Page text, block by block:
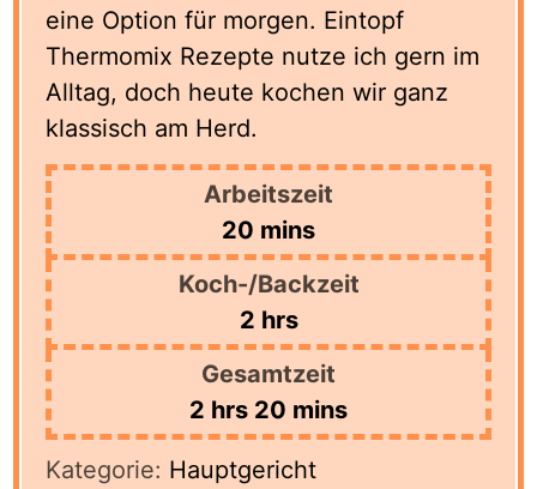
eine Option für morgen. Eintopf
Thermomix Rezepte nutze ich gern im
Alltag, doch heute kochen wir ganz
klassisch am Herd.
Arbeitszeit
20 minutes
mins
Koch-/Backzeit
2hours
hrs
Gesamtzeit
2 hours
hrs 20 minutes
mins
Kategorie: Hauptgericht